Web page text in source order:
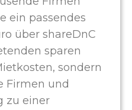
ein passendes
über shareDnC
sparen
sondern
Firmen und
zu einer